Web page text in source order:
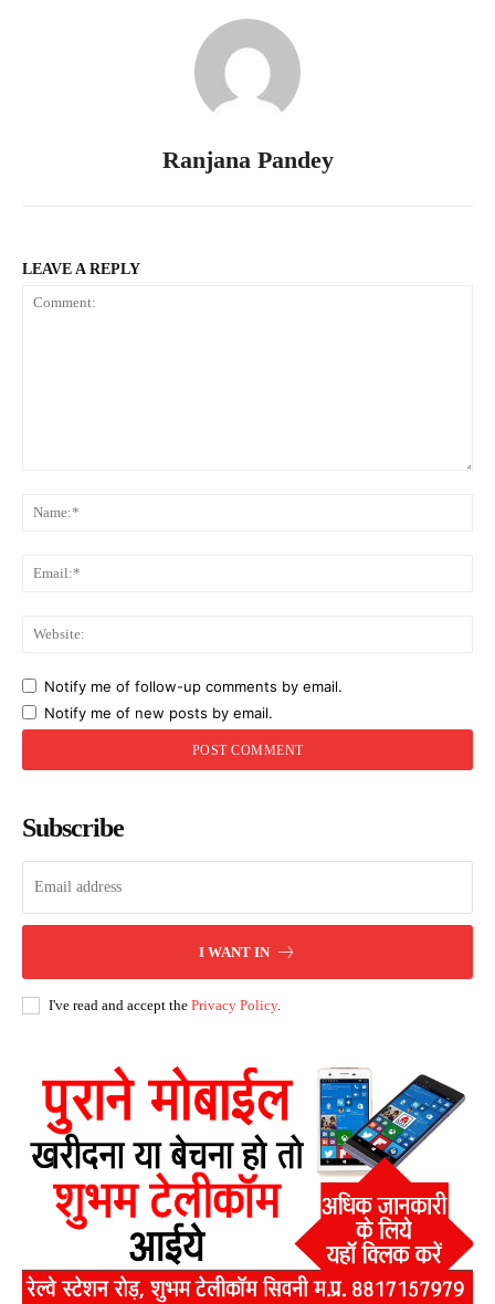
Ranjana Pandey
LEAVE A REPLY
Notify me of follow-up comments by email.
Notify me of new posts by email.
Subscribe
I WANT IN
I've read and accept the Privacy Policy.